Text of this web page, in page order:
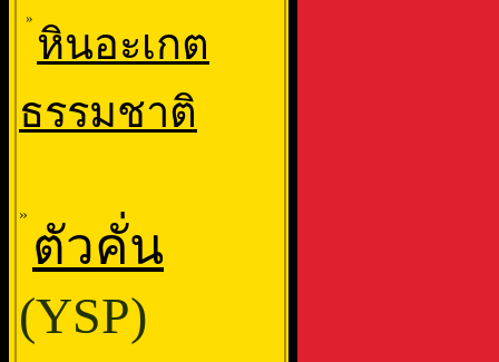
»
หินอะเกต
ธรรมชาติ
»
ตัวคั่น
(YSP)